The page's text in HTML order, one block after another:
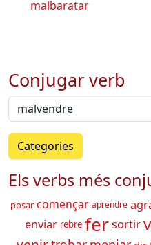
malbaratar
Conjugar verb
Categories
Els verbs més
posar començar aprendre
enviar rebre fer sortir